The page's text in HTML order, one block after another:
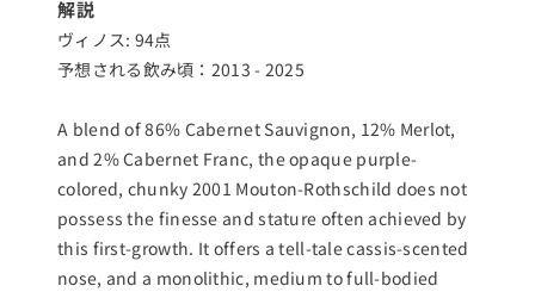
解説
ヴィノス: 94点
予想される飲み頃：2013 - 2025
A blend of 86% Cabernet Sauvignon, 12% Merlot,
and 2% Cabernet Franc, the opaque purple-
colored, chunky 2001 Mouton-Rothschild does not
possess the finesse and stature often achieved by
this first-growth. It offers a tell-tale cassis-scented
nose, and a monolithic, medium to full-bodied